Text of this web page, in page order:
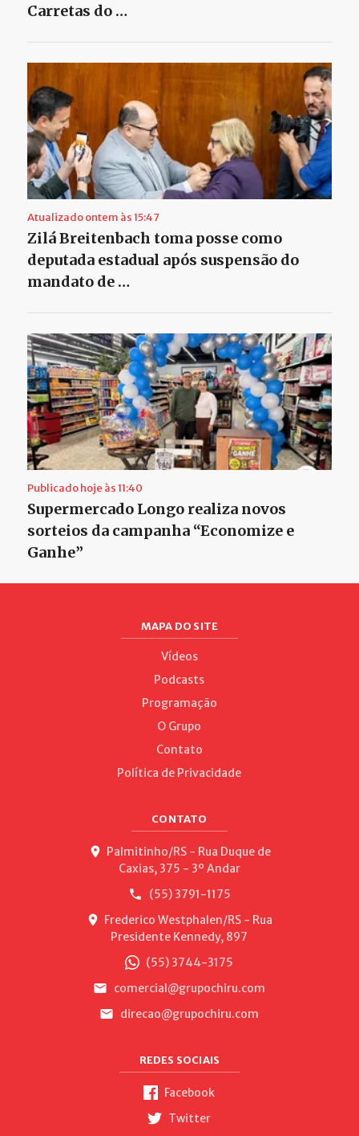
Carretas do …
Atualizado ontem às 15:47
Zilá Breitenbach toma posse como
deputada estadual após suspensão do
mandato de …
Publicado hoje às 11:40
Supermercado Longo realiza novos
sorteios da campanha “Economize e
Ganhe”
MAPA DO SITE
Vídeos
Podcasts
Programação
O Grupo
Contato
Política de Privacidade
CONTATO
Palmitinho/RS - Rua Duque de
Caxias, 375 - 3º Andar
(55) 3791-1175
Frederico Westphalen/RS - Rua
Presidente Kennedy, 897
(55) 3744-3175
comercial@grupochiru.com
direcao@grupochiru.com
REDES SOCIAIS
Facebook
Twitter